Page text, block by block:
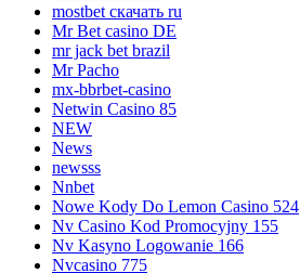
mostbet скачать ru
Mr Bet casino DE
mr jack bet brazil
Mr Pacho
mx-bbrbet-casino
Netwin Casino 85
NEW
News
newsss
Nnbet
Nowe Kody Do Lemon Casino 524
Nv Casino Kod Promocyjny 155
Nv Kasyno Logowanie 166
Nvcasino 775